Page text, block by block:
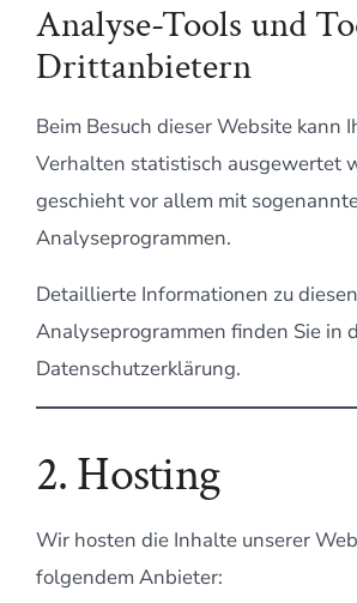
Analyse-Tools und
Drittanbietern
Beim Besuch dieser Website kann
Verhalten statistisch ausgewertet
geschieht vor allem mit
Analyseprogrammen.
Detaillierte Informationen zu diesen
Analyseprogrammen finden Sie in
Datenschutzerklärung.
2. Hosting
Wir hosten die Inhalte unserer
folgendem Anbieter: